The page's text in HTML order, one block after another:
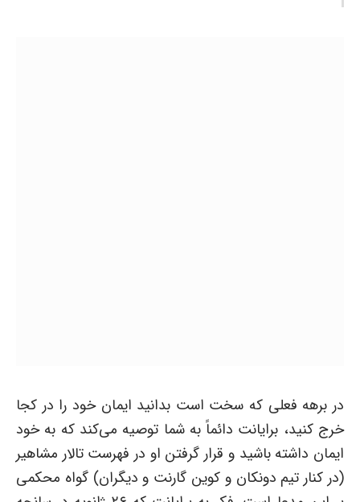
در برهه فعلی که سخت است بدانید ایمان خود را در کجا
خرج کنید، برایانت دائماً به شما توصیه می‌کند که به خود
ایمان داشته باشید و قرار گرفتن او در فهرست تالار مشاهیر
(در کنار تیم دونکان و کوین گارنت و دیگران) گواه محکمی